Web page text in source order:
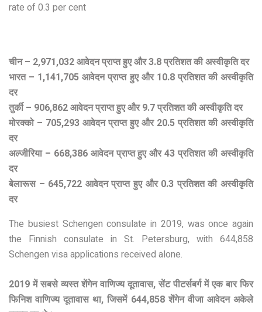
rate of 0.3 per cent
चीन – 2,971,032 आवेदन प्राप्त हुए और 3.8 प्रतिशत की अस्वीकृति दर
भारत – 1,141,705 आवेदन प्राप्त हुए और 10.8 प्रतिशत की अस्वीकृति
दर
तुर्की – 906,862 आवेदन प्राप्त हुए और 9.7 प्रतिशत की अस्वीकृति दर
मोरक्को – 705,293 आवेदन प्राप्त हुए और 20.5 प्रतिशत की अस्वीकृति
दर
अल्जीरिया – 668,386 आवेदन प्राप्त हुए और 43 प्रतिशत की अस्वीकृति
दर
बेलारूस – 645,722 आवेदन प्राप्त हुए और 0.3 प्रतिशत की अस्वीकृति
दर
The busiest Schengen consulate in 2019, was once again
the Finnish consulate in St. Petersburg, with 644,858
Schengen visa applications received alone.
2019 में सबसे व्यस्त शेंगेन वाणिज्य दूतावास, सेंट पीटर्सबर्ग में एक बार फिर
फिनिश वाणिज्य दूतावास था, जिसमें 644,858 शेंगेन वीजा आवेदन अकेले